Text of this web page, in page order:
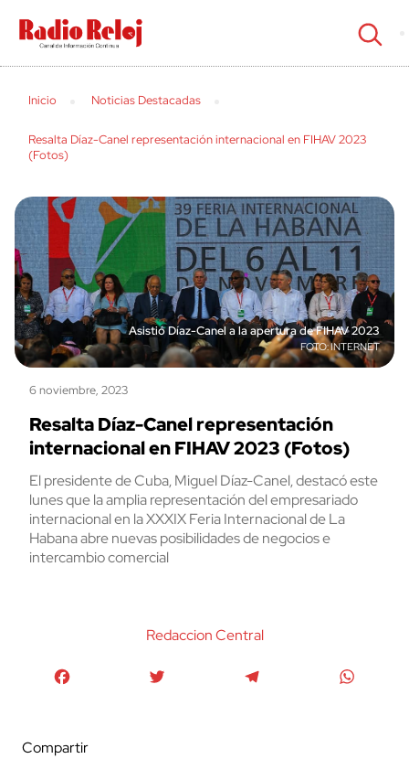
cerrar
Inicio Noticias Destacadas
Resalta Díaz-Canel representación internacional en FIHAV 2023
(Fotos)
Asistió Díaz-Canel a la apertura de FIHAV 2023
INTERNET
6 noviembre, 2023
Resalta Díaz-Canel representación
internacional en FIHAV 2023 (Fotos)
El presidente de Cuba, Miguel Díaz-Canel, destacó este
lunes que la amplia representación del empresariado
internacional en la XXXIX Feria Internacional de La
Habana abre nuevas posibilidades de negocios e
intercambio comercial
Redaccion Central
Compartir